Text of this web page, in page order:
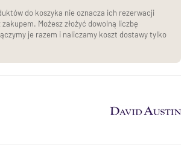
do koszyka nie oznacza ich rezerwacji
Możesz złożyć dowolną liczbę
je razem i naliczamy koszt dostawy tylko